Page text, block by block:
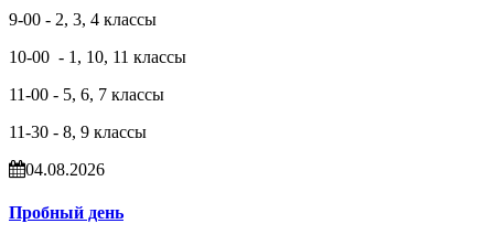
9-00 - 2, 3, 4 классы
10-00 - 1, 10, 11 классы
11-00 - 5, 6, 7 классы
11-30 - 8, 9 классы
04.08.2026
Пробный день